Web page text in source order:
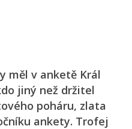
měl v anketě Král
jiný než držitel
poháru, zlata
ankety. Trofej